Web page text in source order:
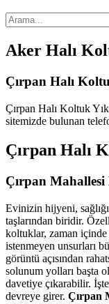
Hacklink panel
Hacklink panel
Hacklink panel
Hacklink panel
Hacklink panel
Hacklink Panel
Hacklink Panel
Hacklink Panel
Hacklink Panel
Aker Halı
Çırpan Halı
Çırpan Halı Koltuk
sitemizde bulunan
Çırpan Halı
Çırpan
Evinizin hijyeni,
taşlarından biridir.
koltuklar, zaman
istenmeyen unsurları
görüntü açısından
solunum yolları başta
davetiye çıkarabilir.
devreye girer. Çırpan